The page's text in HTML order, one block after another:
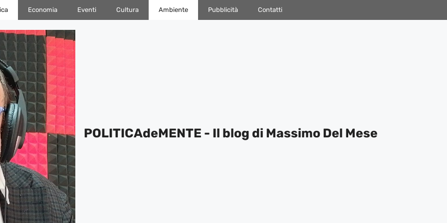
Economia Eventi Cultura Ambiente Pubblicità Contatti
POLITICAdeMENTE - Il blog di Massimo Del Mese